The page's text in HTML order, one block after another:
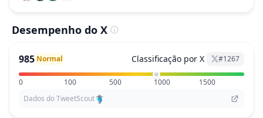
Desempenho do X
985 Normal Classificação por X #1267
0 100 500 1000
1500
Dados do TweetScout